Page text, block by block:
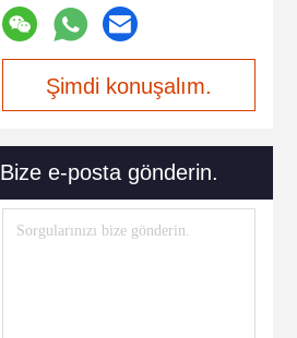
Şimdi konuşalım.
Bize e-posta gönderin.